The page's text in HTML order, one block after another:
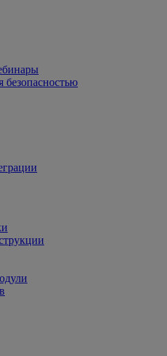
безопасностью